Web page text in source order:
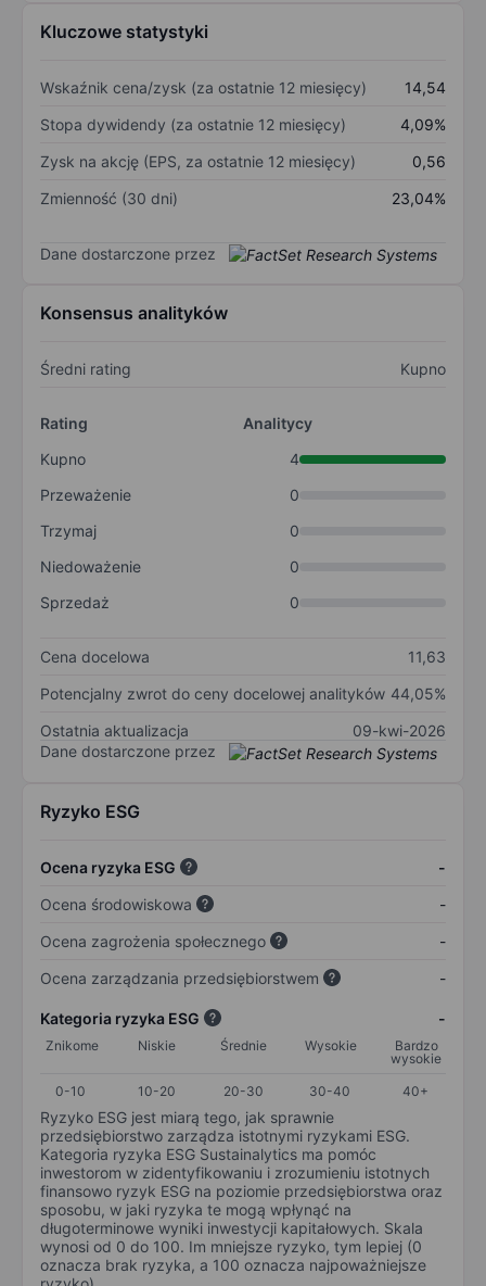
Kluczowe statystyki
Wskaźnik cena/zysk (za ostatnie 12 miesięcy)
14,54
Stopa dywidendy (za ostatnie 12 miesięcy)
4,09%
Zysk na akcję (EPS, za ostatnie 12 miesięcy)
0,56
Zmienność (30 dni)
23,04%
Dane dostarczone przez
Konsensus analityków
Średni rating Kupno
Rating
Analitycy
Kupno
4
Przeważenie
0
Trzymaj
0
Niedoważenie
0
Sprzedaż
0
Cena docelowa
11,63
Potencjalny zwrot do ceny docelowej analityków 44,05%
Ostatnia aktualizacja
09-kwi-2026
Dane dostarczone przez
Ryzyko ESG
Ocena ryzyka ESG
-
Ocena środowiskowa
-
Ocena zagrożenia społecznego
-
Ocena zarządzania przedsiębiorstwem
-
Kategoria ryzyka ESG -
Znikome Niskie Średnie Wysokie
Bardzo
wysokie
0-10
10-20 20-30 30-40 40+
Ryzyko ESG jest miarą tego, jak sprawnie
przedsiębiorstwo zarządza istotnymi ryzykami ESG.
Kategoria ryzyka ESG Sustainalytics ma pomóc
inwestorom w zidentyfikowaniu i zrozumieniu istotnych
finansowo ryzyk ESG na poziomie przedsiębiorstwa oraz
sposobu, w jaki ryzyka te mogą wpłynąć na
długoterminowe wyniki inwestycji kapitałowych. Skala
wynosi od 0 do 100. Im mniejsze ryzyko, tym lepiej (0
oznacza brak ryzyka, a 100 oznacza najpoważniejsze